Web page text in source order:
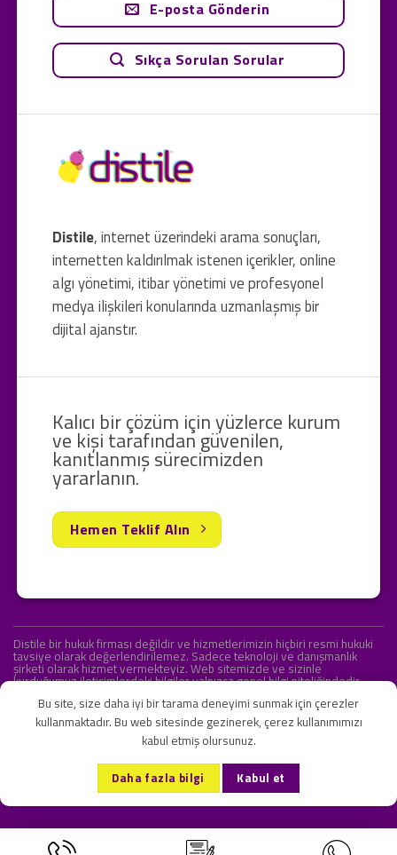
Distile, internet üzerindeki arama sonuçları,
internetten kaldırılmak istenen içerikler, online
algı yönetimi, itibar yönetimi ve profesyonel
medya ilişkileri konularında uzmanlaşmış bir
dijital ajanstır.
E-posta Gönderin
Sıkça Sorulan Sorular
Kalıcı bir çözüm için yüzlerce kurum
ve kişi tarafından güvenilen,
kanıtlanmış sürecimizden
yararlanın.
Hemen Teklif Alın
Distile bir hukuk firması değildir ve hizmetlerimizin hiçbiri resmi hukuki
tavsiye olarak değerlendirilemez. Sadece teknoloji ve danışmanlık
şirketi olarak hizmet vermekteyiz. Web sitemizde ve sizinle
kurduğumuz iletişimlerdeki bilgiler yalnızca genel bilgi niteliğindedir.
KVKK ve Gizlilik Sözleşmesi S.S.S. İletişim
Copyright 2026 ©Onlipr Teknoloji ve Ticaret A.Ş.
Bu site, size daha iyi bir tarama deneyimi sunmak için çerezler
kullanmaktadır. Bu web sitesinde gezinerek, çerez kullanımımızı
kabul etmiş olursunuz.
Daha fazla bilgi Kabul et